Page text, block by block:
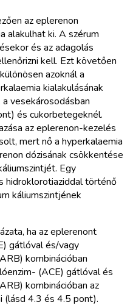
az eplerenon
alakulhat ki. A szérum
és az adagolás
kell. Ezt követően
azoknál a
kialakulásának
vesekárosodásban
és cukorbetegeknél.
az eplerenon-kezelés
mert nő a hyperkalaemia
dózisának csökkentése
Egy
hidroklorotiaziddal történő
káliumszintjének
ha az eplerenont
gátlóval és/vagy
kombinációban
(ACE) gátlóval és
kombinációban az
(lásd 4.3 és 4.5 pont).